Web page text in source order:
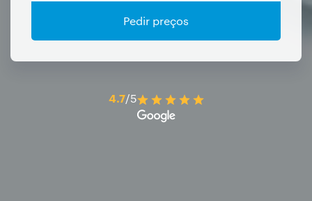
Pedir preços
4.7/5